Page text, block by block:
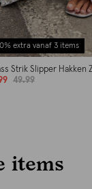
extra vanaf 3 items
Strik Slipper Hakken
49.99
items